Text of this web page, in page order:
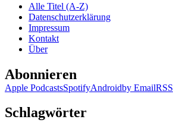
Beckett
Alle Titel (A-Z)
Datenschutzerklärung
Impressum
Kontakt
Über
Abonnieren
Apple PodcastsSpotifyAndroidby EmailRSS
Schlagwörter